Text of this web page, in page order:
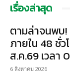
เรื่องล่าสุด
ตามล่าจนพบ
ภายใน 48 ชั่
ส.ค.69 เวลา
6 สิงหาคม 2026